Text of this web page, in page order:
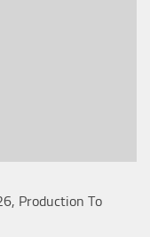
Production To